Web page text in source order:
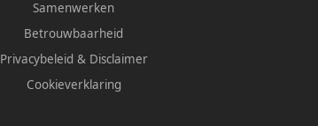
Samenwerken
Betrouwbaarheid
Privacybeleid & Disclaimer
Cookieverklaring